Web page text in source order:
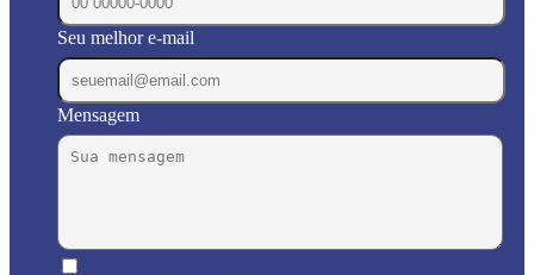
Seu melhor e-mail
Mensagem